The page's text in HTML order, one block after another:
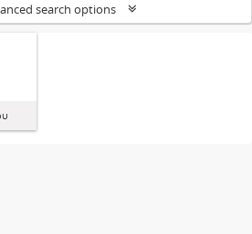
search options